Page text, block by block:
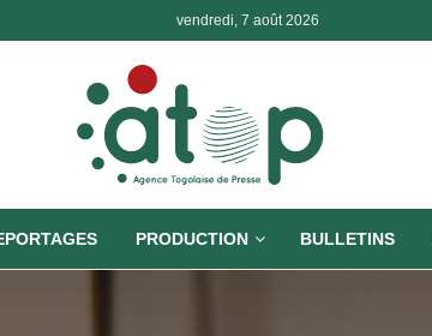
vendredi, 7 août 2026
PRODUCTION BULLETINS